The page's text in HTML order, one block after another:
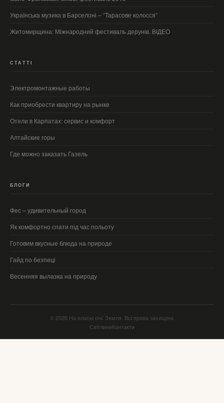
Українська музика в Барселоні – “Тарасове колосся”
Житомирщина: Міжнародний фестиваль дерунів. ВІДЕО
СТАТТІ
Электромонтажные работы
Как приобрести квартиру на рынке
Отели в Карпатах: сервис и комфорт
Алтайские горы
Где можно заказать Газель
БЛОГИ
Фес – удивительный город
Як комфортно спати під час польоту
Готовим вкусные блюда на природе
Гайд по безпеці
Весенняя вылазка на природу
© 2026 На власні очі: Земля. Всі права захищені.
СвітлиниКонтакти